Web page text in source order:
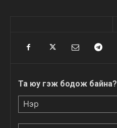
Та юу гэж бодож байна?